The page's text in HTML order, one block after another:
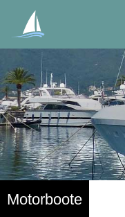
Motorboote